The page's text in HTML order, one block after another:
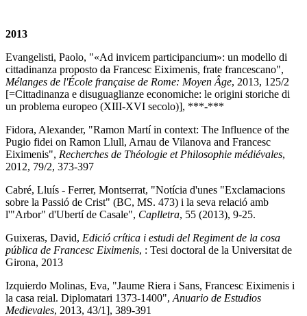
2013
Evangelisti, Paolo, "«Ad invicem participancium»: un modello di
cittadinanza proposto da Francesc Eiximenis, frate francescano",
Mélanges de l'École française de Rome: Moyen Âge, 2013, 125/2
[=Cittadinanza e disuguaglianze economiche: le origini storiche di
un problema europeo (XIII-XVI secolo)], ***-***
Fidora, Alexander, "Ramon Martí in context: The Influence of the
Pugio fidei on Ramon Llull, Arnau de Vilanova and Francesc
Eiximenis", Recherches de Théologie et Philosophie médiévales,
2012, 79/2, 373-397
Cabré, Lluís - Ferrer, Montserrat, "Notícia d'unes "Exclamacions
sobre la Passió de Crist" (BC, MS. 473) i la seva relació amb
l'"Arbor" d'Ubertí de Casale", Caplletra, 55 (2013), 9-25.
Guixeras, David, Edició crítica i estudi del Regiment de la cosa
pública de Francesc Eiximenis, : Tesi doctoral de la Universitat de
Girona, 2013
Izquierdo Molinas, Eva, "Jaume Riera i Sans, Francesc Eiximenis i
la casa reial. Diplomatari 1373-1400", Anuario de Estudios
Medievales, 2013, 43/1], 389-391